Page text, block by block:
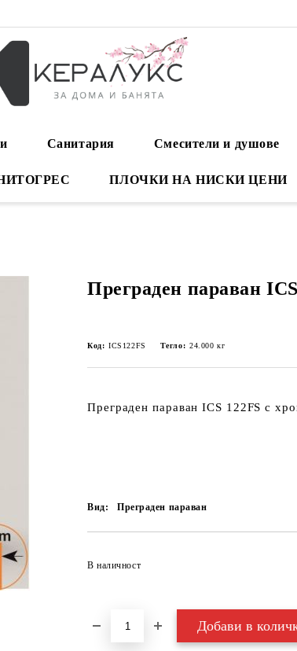
Санитария Смесители и душове
ПЛОЧКИ НА НИСКИ ЦЕНИ
Преграден параван
Код: ICS122FS Тегло: 24.000 кг
Преграден параванICS 122FS с
Вид: Преграден параван
В наличност